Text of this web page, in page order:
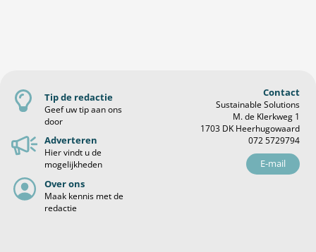
Tip de redactie
Geef uw tip aan ons
door
Adverteren
Hier vindt u de
mogelijkheden
Over ons
Maak kennis met de
redactie
Contact
Sustainable Solutions
M. de Klerkweg 1
1703 DK Heerhugowaard
072 5729794
E-mail